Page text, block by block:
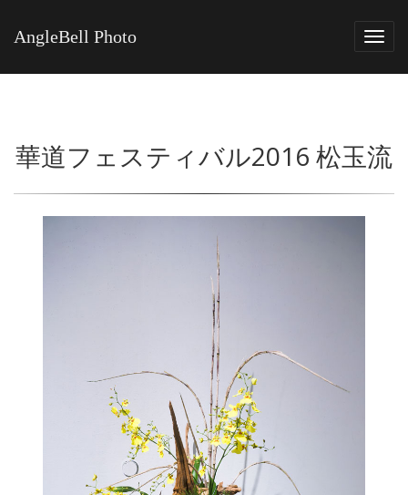
AngleBell Photo
華道フェスティバル2016 松玉流